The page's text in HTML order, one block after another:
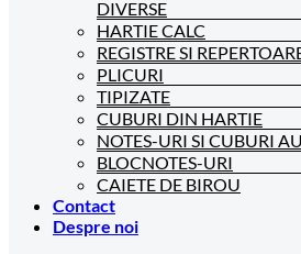
DIVERSE
HARTIE CALC
REGISTRE SI
PLICURI
TIPIZATE
CUBURI DIN HARTIE
NOTES-URI SI CUBURI
BLOCNOTES-URI
CAIETE DE BIROU
Contact
Despre noi